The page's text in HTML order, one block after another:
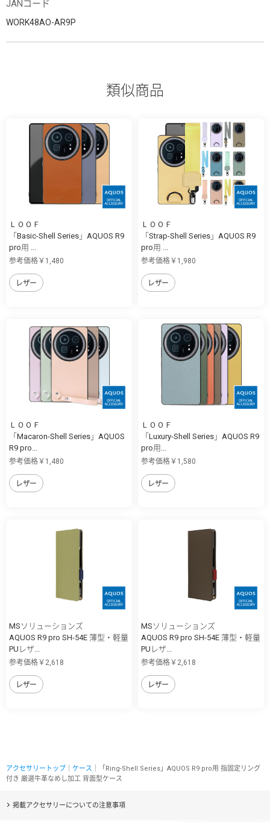
JANコード
WORK48AO-AR9P
類似商品
ＬＯＯＦ
「Basic-Shell Series」AQUOS R9
pro用 ...
参考価格￥1,480
レザー
ＬＯＯＦ
「Strap-Shell Series」AQUOS R9
pro用 ...
参考価格￥1,980
レザー
ＬＯＯＦ
「Macaron-Shell Series」AQUOS
R9 pro...
参考価格￥1,480
レザー
ＬＯＯＦ
「Luxury-Shell Series」AQUOS R9
pro用...
参考価格￥1,580
レザー
MSソリューションズ
AQUOS R9 pro SH-54E 薄型・軽量
PUレザ...
参考価格￥2,618
レザー
MSソリューションズ
AQUOS R9 pro SH-54E 薄型・軽量
PUレザ...
参考価格￥2,618
レザー
アクセサリートップ ケース ｜「Ring-Shell Series」AQUOS R9 pro用 指固定リング
付き 厳選牛革なめし加工 背面型ケース
掲載アクセサリーについての注意事項